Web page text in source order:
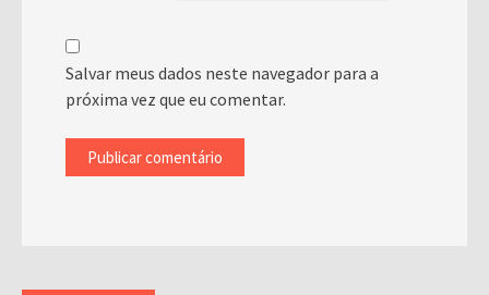
Salvar meus dados neste navegador para a
próxima vez que eu comentar.